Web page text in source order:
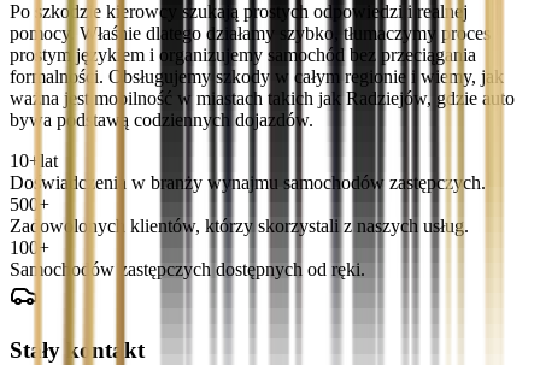
Po szkodzie kierowcy szukają prostych odpowiedzi i realnej
pomocy. Właśnie dlatego działamy szybko, tłumaczymy proces
prostym językiem i organizujemy samochód bez przeciągania
formalności. Obsługujemy szkody w całym regionie i wiemy, jak
ważna jest mobilność w miastach takich jak Radziejów, gdzie auto
bywa podstawą codziennych dojazdów.
10+ lat
Doświadczenia w branży wynajmu samochodów zastępczych.
500+
Zadowolonych klientów, którzy skorzystali z naszych usług.
100+
Samochodów zastępczych dostępnych od ręki.
Stały kontakt